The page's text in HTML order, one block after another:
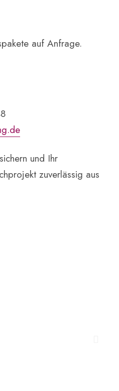
auf Anfrage.
und Ihr
zuverlässig aus